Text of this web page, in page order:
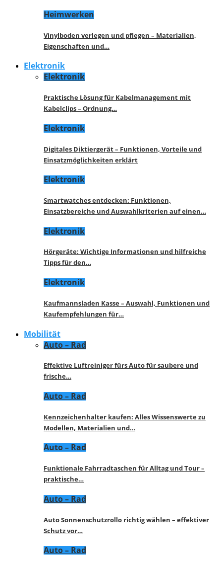
Heimwerken
Vinylboden verlegen und pflegen – Materialien,
Eigenschaften und…
Elektronik
Elektronik
Praktische Lösung für Kabelmanagement mit
Kabelclips – Ordnung…
Elektronik
Digitales Diktiergerät – Funktionen, Vorteile und
Einsatzmöglichkeiten erklärt
Elektronik
Smartwatches entdecken: Funktionen,
Einsatzbereiche und Auswahlkriterien auf einen…
Elektronik
Hörgeräte: Wichtige Informationen und hilfreiche
Tipps für den…
Elektronik
Kaufmannsladen Kasse – Auswahl, Funktionen und
Kaufempfehlungen für…
Mobilität
Auto – Rad
Effektive Luftreiniger fürs Auto für saubere und
frische…
Auto – Rad
Kennzeichenhalter kaufen: Alles Wissenswerte zu
Modellen, Materialien und…
Auto – Rad
Funktionale Fahrradtaschen für Alltag und Tour –
praktische…
Auto – Rad
Auto Sonnenschutzrollo richtig wählen – effektiver
Schutz vor…
Auto – Rad